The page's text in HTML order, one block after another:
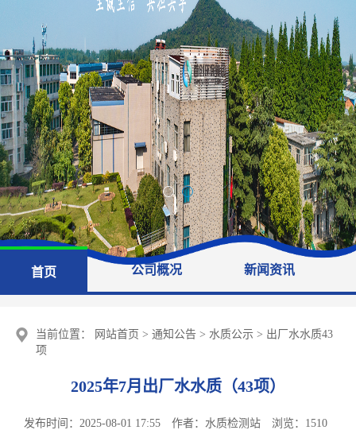
首页 公司概况 新闻资讯
当前位置： 网站首页 > 通知公告 > 水质公示 > 出厂水水质43
项
2025年7月出厂水水质（43项）
发布时间：2025-08-01 17:55 作者：水质检测站 浏览： 1510